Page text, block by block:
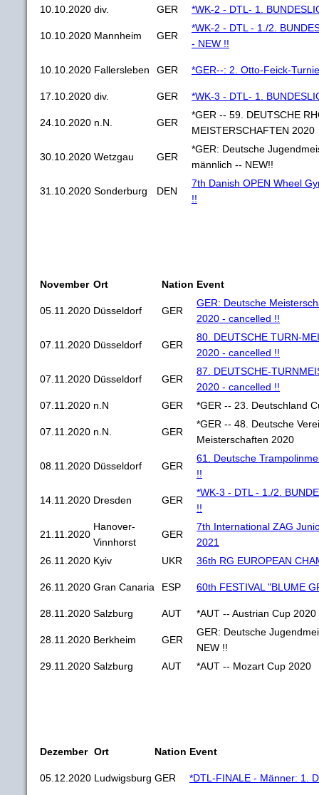
10.10.2020 div. GER *WK-2 - DTL- 1.
10.10.2020 Mannheim GER
*WK-2 - DTL - 1./2.
- NEW !!
10.10.2020 Fallersleben GER *GER--: 2. Otto-Feick-
17.10.2020 div. GER *WK-3 - DTL- 1.
24.10.2020 n.N. GER
*GER -- 59. DEUTSCHE
MEISTERSCHAFTEN 2020
30.10.2020 Wetzgau GER
*GER: Deutsche
männlich -- NEW!!
31.10.2020 Sonderburg DEN
7th Danish OPEN Wheel
!!
November Ort Nation Event
05.11.2020 Düsseldorf GER
GER: Deutsche
2020 - cancelled !!
07.11.2020 Düsseldorf GER
80. DEUTSCHE TURN-
2020 - cancelled !!
07.11.2020 Düsseldorf GER
87. DEUTSCHE-
2020 - cancelled !!
07.11.2020 n.N GER *GER -- 23. Deutschland
07.11.2020 n.N. GER
*GER -- 48. Deutsche
Meisterschaften 2020
08.11.2020 Düsseldorf GER
61. Deutsche
!!
14.11.2020 Dresden GER
*WK-3 - DTL - 1./2.
!!
21.11.2020
Hanover-
Vinnhorst
GER
7th International ZAG
2021
26.11.2020 Kyiv UKR 36th RG EUROPEAN
26.11.2020 Gran Canaria ESP 60th FESTIVAL "BLUME
28.11.2020 Salzburg AUT *AUT -- Austrian Cup 2020
28.11.2020 Berkheim GER
GER: Deutsche
NEW !!
29.11.2020 Salzburg AUT *AUT -- Mozart Cup 2020
Dezember Ort Nation Event
05.12.2020 Ludwigsburg GER *DTL-FINALE - Männer: 1.